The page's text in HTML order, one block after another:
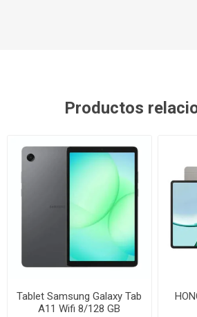
Productos
Tablet Samsung Galaxy Tab
A11 Wifi 8/128 GB